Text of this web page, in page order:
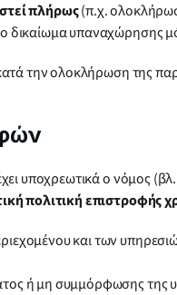
πλήρως(π.χ.
δικαίωμα υπαναχώρησης
την ολοκλήρωση της
υποχρεωτικά ο νόμος
πολιτική επιστροφής
και των
ή μη συμμόρφωσης της